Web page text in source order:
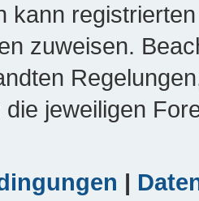
kann
zuweisen.
jeweiligen
|